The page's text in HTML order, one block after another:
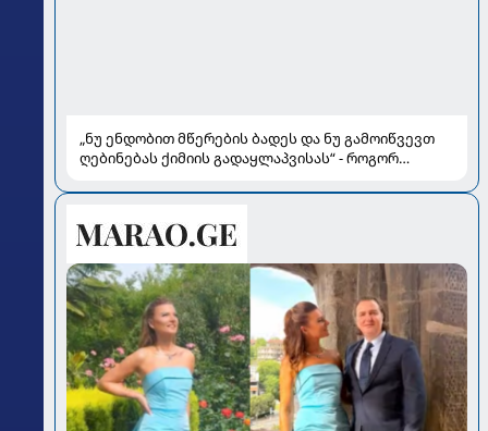
„ნუ ენდობით მწერების ბადეს და ნუ გამოიწვევთ
ღებინებას ქიმიის გადაყლაპვისას“ - როგორ
სალომე ახვლედიანის რჩევები